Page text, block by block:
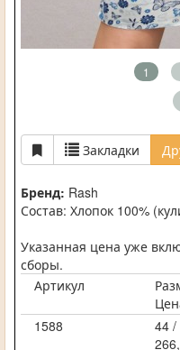
1
Закладки
Бренд: Rash
Состав: Хлопок 100%
Указанная цена уже
сборы.
Артикул
1588
44 /